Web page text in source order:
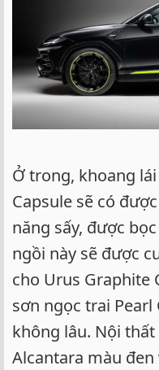
Ở trong, khoang
Capsule sẽ có
năng sấy, được
ngồi này sẽ được
cho Urus Graphite
sơn ngọc trai Pearl
không lâu. Nội
Alcantara màu